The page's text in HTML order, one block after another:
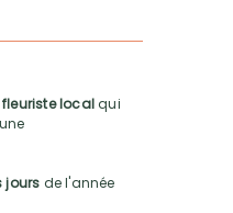
localqui
jours de l'année